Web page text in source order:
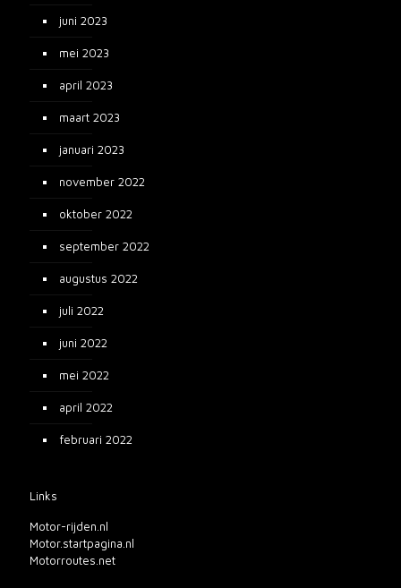
juni 2023
mei 2023
april 2023
maart 2023
januari 2023
november 2022
oktober 2022
september 2022
augustus 2022
juli 2022
juni 2022
mei 2022
april 2022
februari 2022
Links
Motor-rijden.nl
Motor.startpagina.nl
Motorroutes.net